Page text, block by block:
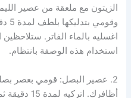
الزيتون مع ملعقة من عصير
اغسليه بالماء الفاتر.
استخدام هذه الوصفة بانتظام.
2. عصير البصل: قومي بعصر
أظافرك.